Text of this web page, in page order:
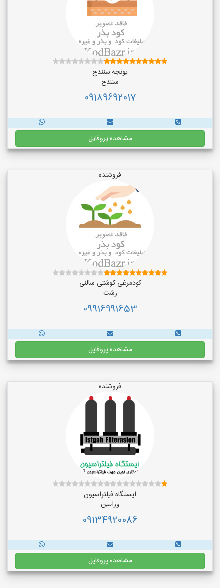
یونجه سنندج
سنندج
09189692017
مشاهده پروفایل
فروشنده
کودمرغی گوشتی سالنی
رشت
09916991653
مشاهده پروفایل
فروشنده
ایستگاه فیلتراسیون
ورامین
09134920086
مشاهده پروفایل